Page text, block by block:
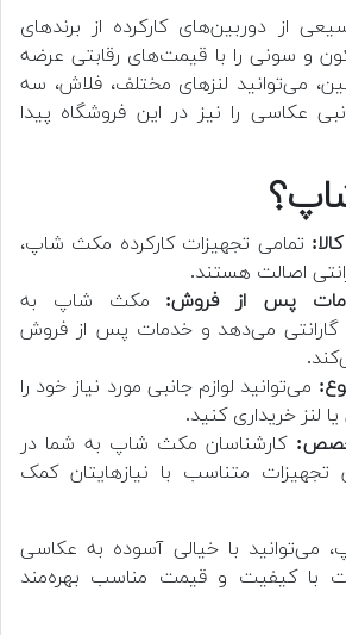
از دوربین‌های کارکرده از برندهای
و سونی را با قیمت‌های رقابتی عرضه
می‌توانید لنزهای مختلف، فلاش، سه
عکاسی را نیز در این فروشگاه پیدا
تمامی تجهیزات کارکرده مکث شاپ،
اصالت هستند.
پس از فروش: مکث شاپ به
می‌دهد و خدمات پس از فروش
می‌توانید لوازم جانبی مورد نیاز خود را
لنز خریداری کنید.
کارشناسان مکث شاپ به شما در
تجهیزات متناسب با نیازهایتان کمک
می‌توانید با خیالی آسوده به عکاسی
با کیفیت و قیمت مناسب بهره‌مند